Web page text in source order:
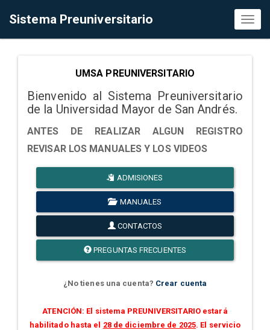
Sistema Preuniversitario
UMSA PREUNIVERSITARIO
Bienvenido al Sistema Preuniversitario
de la Universidad Mayor de San Andrés.
ANTES DE REALIZAR ALGUN REGISTRO
REVISAR LOS MANUALES Y LOS VIDEOS
ADMISIONES
MANUALES
CONTACTOS
PREGUNTAS FRECUENTES
¿No tienes una cuenta? Crear cuenta
ATENCIÓN: El sistema PREUNIVERSITARIO estará
habilitado hasta el 28 de diciembre de 2025. El servicio